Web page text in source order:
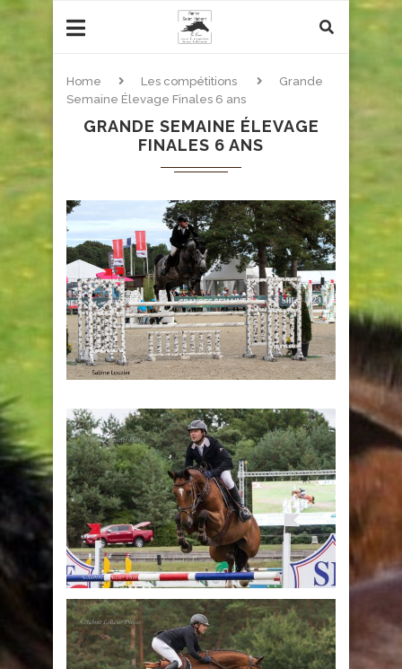
Home Les compétitions
Grande
Semaine Élevage Finales 6 ans
GRANDE SEMAINE ÉLEVAGE
FINALES 6 ANS